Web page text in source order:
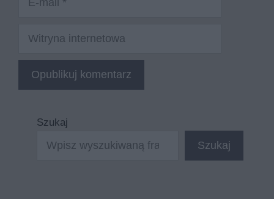
Witryna
internetowa
Szukaj
Szukaj